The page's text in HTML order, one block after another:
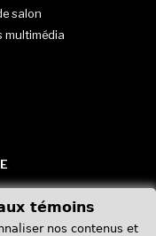
salon
multimédia
&
témoins
nos contenus et